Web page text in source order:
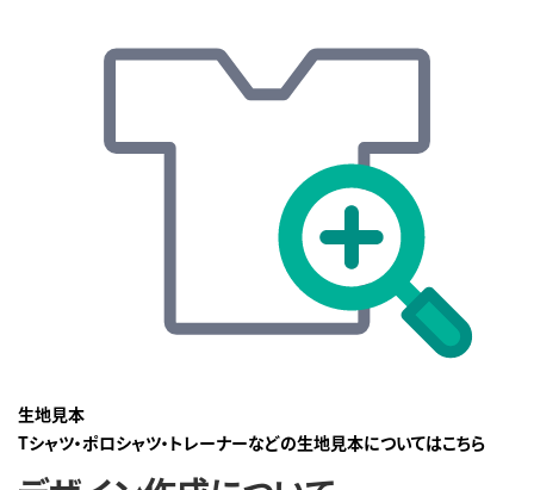
生地見本
Tシャツ・ポロシャツ・トレーナーなどの生地見本についてはこちら